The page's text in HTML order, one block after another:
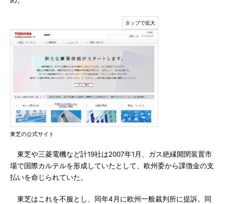
東芝の公式サイト
東芝や三菱電機など計19社は2007年1月、ガス絶縁開閉装置市
場で国際カルテルを形成していたとして、欧州委から課徴金の支
払いを命じられていた。
東芝はこれを不服とし、同年4月に欧州一般裁判所に提訴。同